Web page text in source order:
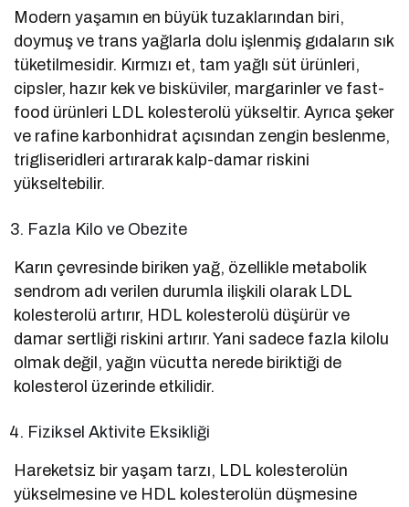
Modern yaşamın en büyük tuzaklarından biri,
doymuş ve trans yağlarla dolu işlenmiş gıdaların sık
tüketilmesidir. Kırmızı et, tam yağlı süt ürünleri,
cipsler, hazır kek ve bisküviler, margarinler ve fast-
food ürünleri LDL kolesterolü yükseltir. Ayrıca şeker
ve rafine karbonhidrat açısından zengin beslenme,
trigliseridleri artırarak kalp-damar riskini
yükseltebilir.
Fazla Kilo ve Obezite
Karın çevresinde biriken yağ, özellikle metabolik
sendrom adı verilen durumla ilişkili olarak LDL
kolesterolü artırır, HDL kolesterolü düşürür ve
damar sertliği riskini artırır. Yani sadece fazla kilolu
olmak değil, yağın vücutta nerede biriktiği de
kolesterol üzerinde etkilidir.
Fiziksel Aktivite Eksikliği
Hareketsiz bir yaşam tarzı, LDL kolesterolün
yükselmesine ve HDL kolesterolün düşmesine